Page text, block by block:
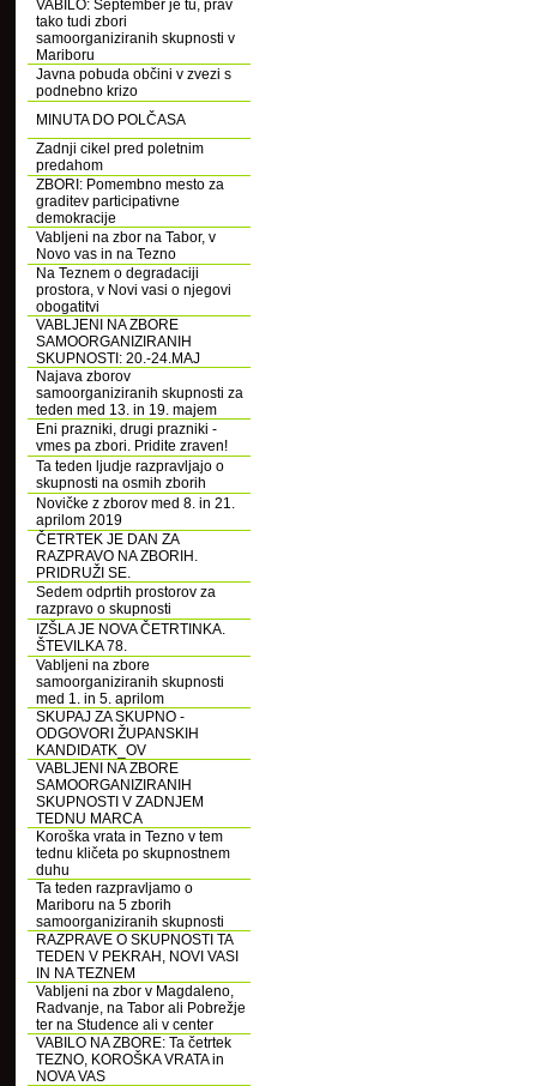
VABILO: September je tu, prav
tako tudi zbori
samoorganiziranih skupnosti v
Mariboru
Javna pobuda občini v zvezi s
podnebno krizo
MINUTA DO POLČASA
Zadnji cikel pred poletnim
predahom
ZBORI: Pomembno mesto za
graditev participativne
demokracije
Vabljeni na zbor na Tabor, v
Novo vas in na Tezno
Na Teznem o degradaciji
prostora, v Novi vasi o njegovi
obogatitvi
VABLJENI NA ZBORE
SAMOORGANIZIRANIH
SKUPNOSTI: 20.-24.MAJ
Najava zborov
samoorganiziranih skupnosti za
teden med 13. in 19. majem
Eni prazniki, drugi prazniki -
vmes pa zbori. Pridite zraven!
Ta teden ljudje razpravljajo o
skupnosti na osmih zborih
Novičke z zborov med 8. in 21.
aprilom 2019
ČETRTEK JE DAN ZA
RAZPRAVO NA ZBORIH.
PRIDRUŽI SE.
Sedem odprtih prostorov za
razpravo o skupnosti
IZŠLA JE NOVA ČETRTINKA.
ŠTEVILKA 78.
Vabljeni na zbore
samoorganiziranih skupnosti
med 1. in 5. aprilom
SKUPAJ ZA SKUPNO -
ODGOVORI ŽUPANSKIH
KANDIDATK_OV
VABLJENI NA ZBORE
SAMOORGANIZIRANIH
SKUPNOSTI V ZADNJEM
TEDNU MARCA
Koroška vrata in Tezno v tem
tednu kličeta po skupnostnem
duhu
Ta teden razpravljamo o
Mariboru na 5 zborih
samoorganiziranih skupnosti
RAZPRAVE O SKUPNOSTI TA
TEDEN V PEKRAH, NOVI VASI
IN NA TEZNEM
Vabljeni na zbor v Magdaleno,
Radvanje, na Tabor ali Pobrežje
ter na Studence ali v center
VABILO NA ZBORE: Ta četrtek
TEZNO, KOROŠKA VRATA in
NOVA VAS